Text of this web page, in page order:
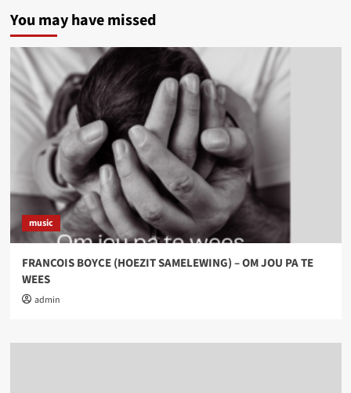
You may have missed
music
FRANCOIS BOYCE (HOEZIT SAMELEWING) – OM JOU PA TE
WEES
admin